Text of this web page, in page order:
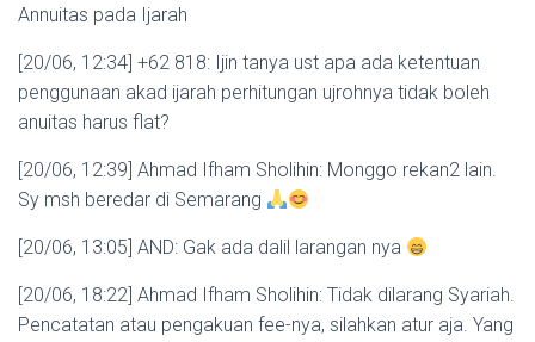
Annuitas pada Ijarah
[20/06, 12:34] +62 818: Ijin tanya ust apa ada ketentuan
penggunaan akad ijarah perhitungan ujrohnya tidak boleh
anuitas harus flat?
[20/06, 12:39] Ahmad Ifham Sholihin: Monggo rekan2 lain.
Sy msh beredar di Semarang
[20/06, 13:05] AND: Gak ada dalil larangan nya
[20/06, 18:22] Ahmad Ifham Sholihin: Tidak dilarang Syariah.
Pencatatan atau pengakuan fee-nya, silahkan atur aja. Yang